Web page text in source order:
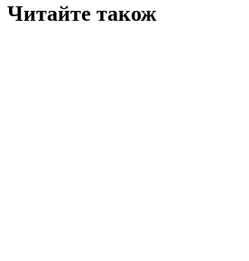
Читайте також